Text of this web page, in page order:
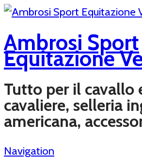
Ambrosi Sport
Equitazione
Tutto per il cavallo
cavaliere, selleria
americana,
Navigation